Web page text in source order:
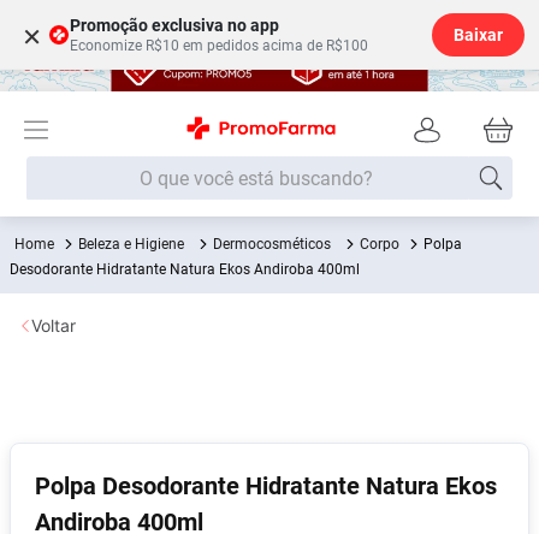
× Promoção exclusiva no app
Economize R$10 em pedidos acima de R$100
Baixar
O que você está buscando?
Beleza e Higiene Dermocosméticos Corpo
Polpa
Desodorante Hidratante Natura Ekos Andiroba 400ml
Polpa Desodorante Hidratante Natura Ekos
Andiroba 400ml
Voltar
Termos mais buscados
1º Fralda
2
6º Shampoo
7º Desodorante